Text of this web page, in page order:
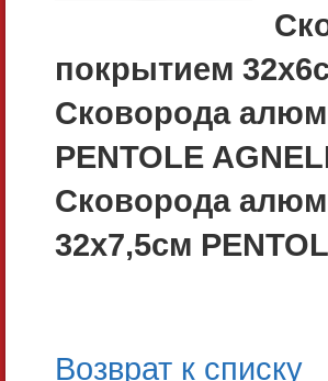
покрытием
Сковорода
PENTOLE
Сковорода
32х7,5см
Возврат к списку